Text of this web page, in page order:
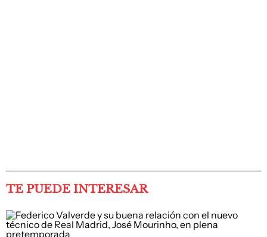
TE PUEDE INTERESAR